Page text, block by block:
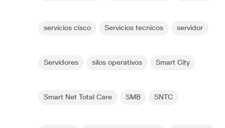
servicios cisco Servicios tecnicos servidor
Servidores silos operativos Smart City
Smart Net Total Care SMB SNTC